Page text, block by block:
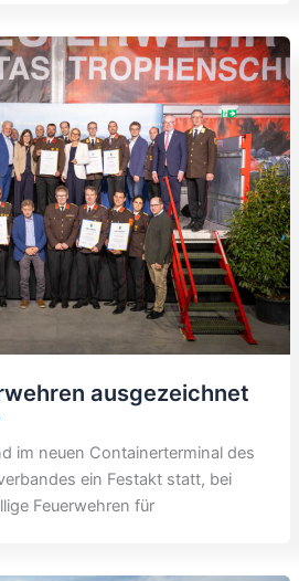
ausgezeichnet
im neuen Containerterminal des
ein Festakt statt, bei
Feuerwehren für